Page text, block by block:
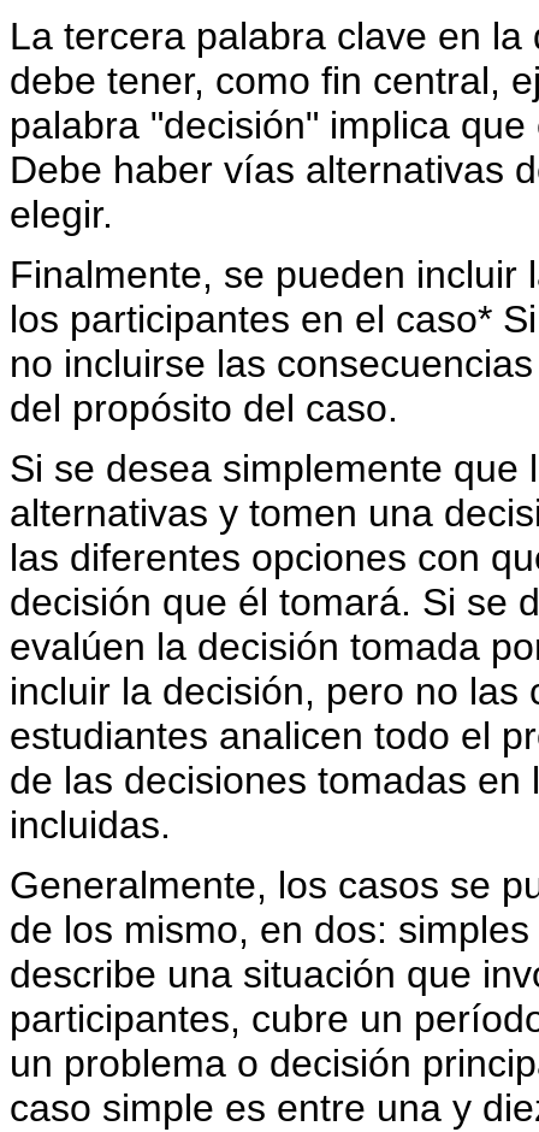
La tercera palabra clave en
debe tener, como fin central,
palabra "decisión" implica
Debe haber vías alternativas
elegir.
Finalmente, se pueden incluir
los participantes en el caso*
no incluirse las
del propósito del caso.
Si se desea simplemente
alternativas y tomen una
las diferentes opciones con
decisión que él tomará. Si se
evalúen la decisión tomada
incluir la decisión, pero no
estudiantes analicen todo el
de las decisiones tomadas
incluidas.
Generalmente, los casos se
de los mismo, en dos:
describe una situación que
participantes, cubre un
un problema o decisión
caso simple es entre una y